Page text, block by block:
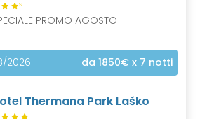
S
PROMO AGOSTO
2026 da 1850€ x 7 notti
Thermana Park Laško